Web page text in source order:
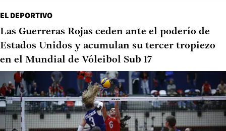
EL DEPORTIVO
Las Guerreras Rojas ceden ante el poderío de
Estados Unidos y acumulan su tercer tropiezo
en el Mundial de Vóleibol Sub 17